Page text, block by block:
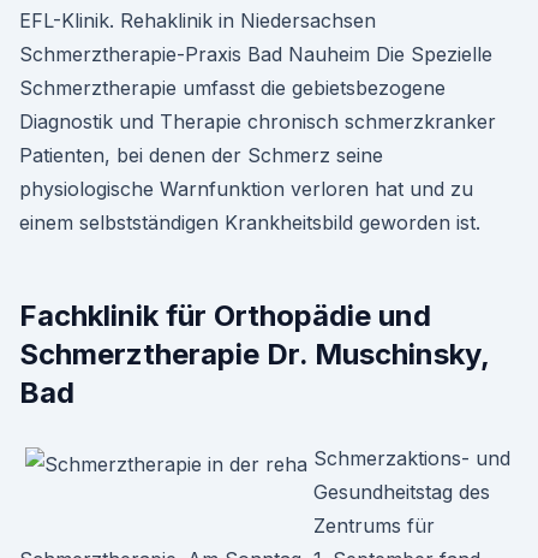
EFL-Klinik. Rehaklinik in Niedersachsen
Schmerztherapie-Praxis Bad Nauheim Die Spezielle
Schmerztherapie umfasst die gebietsbezogene
Diagnostik und Therapie chronisch schmerzkranker
Patienten, bei denen der Schmerz seine
physiologische Warnfunktion verloren hat und zu
einem selbstständigen Krankheitsbild geworden ist.
Fachklinik für Orthopädie und
Schmerztherapie Dr. Muschinsky,
Bad
Schmerzaktions- und
Gesundheitstag des
Zentrums für